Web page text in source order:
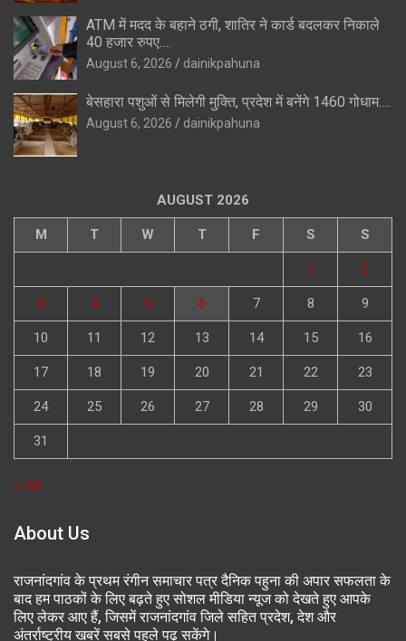
ATM में मदद के बहाने ठगी, शातिर ने कार्ड बदलकर निकाले
40 हजार रुपए….
August 6, 2026 dainikpahuna
बेसहारा पशुओं से मिलेगी मुक्ति, प्रदेश में बनेंगे 1460 गोधाम….
August 6, 2026 dainikpahuna
AUGUST 2026
M T W T F S S
1 2
3 4 5 6 7 8 9
10 11 12 13 14 15 16
17 18 19 20 21 22 23
24 25 26 27 28 29 30
31
« Jul
About Us
राजनांदगांव के प्रथम रंगीन समाचार पत्र दैनिक पहुना की अपार सफलता के
बाद हम पाठकों के लिए बढ़ते हुए सोशल मीडिया न्यूज को देखते हुए आपके
लिए लेकर आए हैं, जिसमें राजनांदगांव जिले सहित प्रदेश, देश और
अंतर्राष्ट्रीय खबरें सबसे पहले पढ़ सकेंगे।